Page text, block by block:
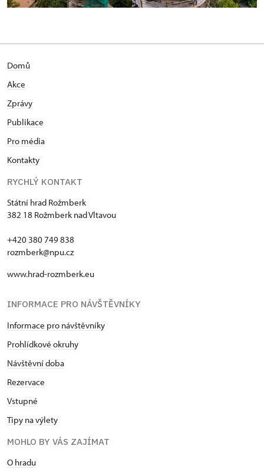
Domů
Akce
Zprávy
Publikace
Pro média
Kontakty
RYCHLÝ KONTAKT
Státní hrad Rožmberk
382 18 Rožmberk nad Vltavou
+420 380 749 838
rozmberk@npu.cz
www.hrad-rozmberk.eu
INFORMACE PRO NÁVŠTĚVNÍKY
Informace pro návštěvníky
Prohlídkové okruhy
Návštěvní doba
Rezervace
Vstupné
Tipy na výlety
MOHLO BY VÁS ZAJÍMAT
O hradu